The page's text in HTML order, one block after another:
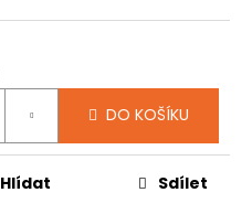
DO KOŠÍKU
Hlídat Sdílet